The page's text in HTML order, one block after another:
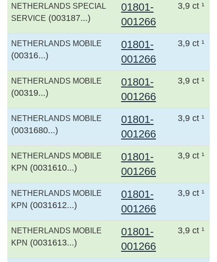
NETHERLANDS SPECIAL
SERVICE (003187...)
01801-
001266
3,9 ct ¹
NETHERLANDS MOBILE
(00316...)
01801-
001266
3,9 ct ¹
NETHERLANDS MOBILE
(00319...)
01801-
001266
3,9 ct ¹
NETHERLANDS MOBILE
(0031680...)
01801-
001266
3,9 ct ¹
NETHERLANDS MOBILE
KPN (0031610...)
01801-
001266
3,9 ct ¹
NETHERLANDS MOBILE
KPN (0031612...)
01801-
001266
3,9 ct ¹
NETHERLANDS MOBILE
KPN (0031613...)
01801-
001266
3,9 ct ¹